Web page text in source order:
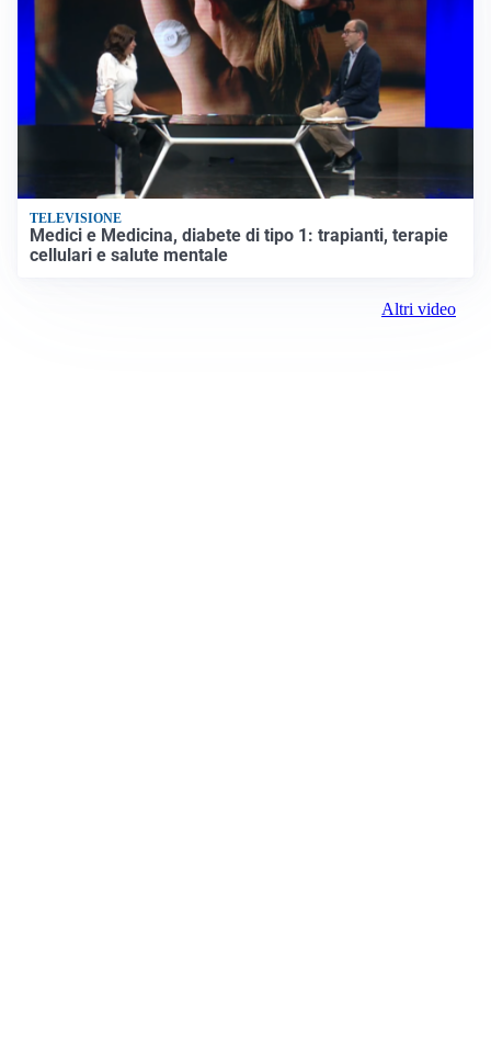
TELEVISIONE
Medici e Medicina, diabete di tipo 1: trapianti, terapie
cellulari e salute mentale
Altri video